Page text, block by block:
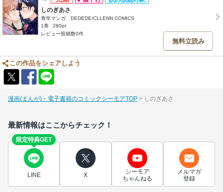
しのぎあさ
青年マンガ、DEDEDE/CLLENN COMICS
1巻
280pt
レビュー投稿数0件
無料立読み
この作品をシェアしよう
漫画(まんが)・電子書籍のコミックシーモアTOP しのぎあさ
最新情報はここからチェック！
限定特典GET
LINE X
シーモア
ちゃんねる
メルマガ
登録